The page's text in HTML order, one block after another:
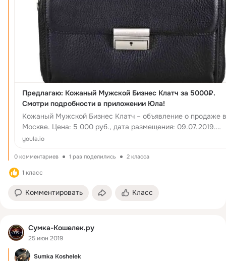
Предлагаю: Кожаный Мужской Бизнес Клатч за 5000₽.
Смотри подробности в приложении Юла!
Кожаный Мужской Бизнес Клатч – объявление о продаже в
Москве. Цена: 5 000 руб., дата размещения: 09.07.2019.
Кожаный Мужской Бизнес Клатч – купить ...
youla.io
0 комментариев 1 раз поделились 2 класса
1 класс
Комментировать Класс
Сумка-Кошелек.ру
25 июн 2019
Sumka Koshelek